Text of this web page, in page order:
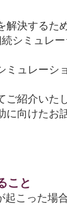
決するた
シミュレ
ミュレーシ
紹介いた
に向けたお
こと
起こった場